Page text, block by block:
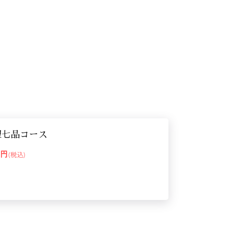
品コース
(税込)